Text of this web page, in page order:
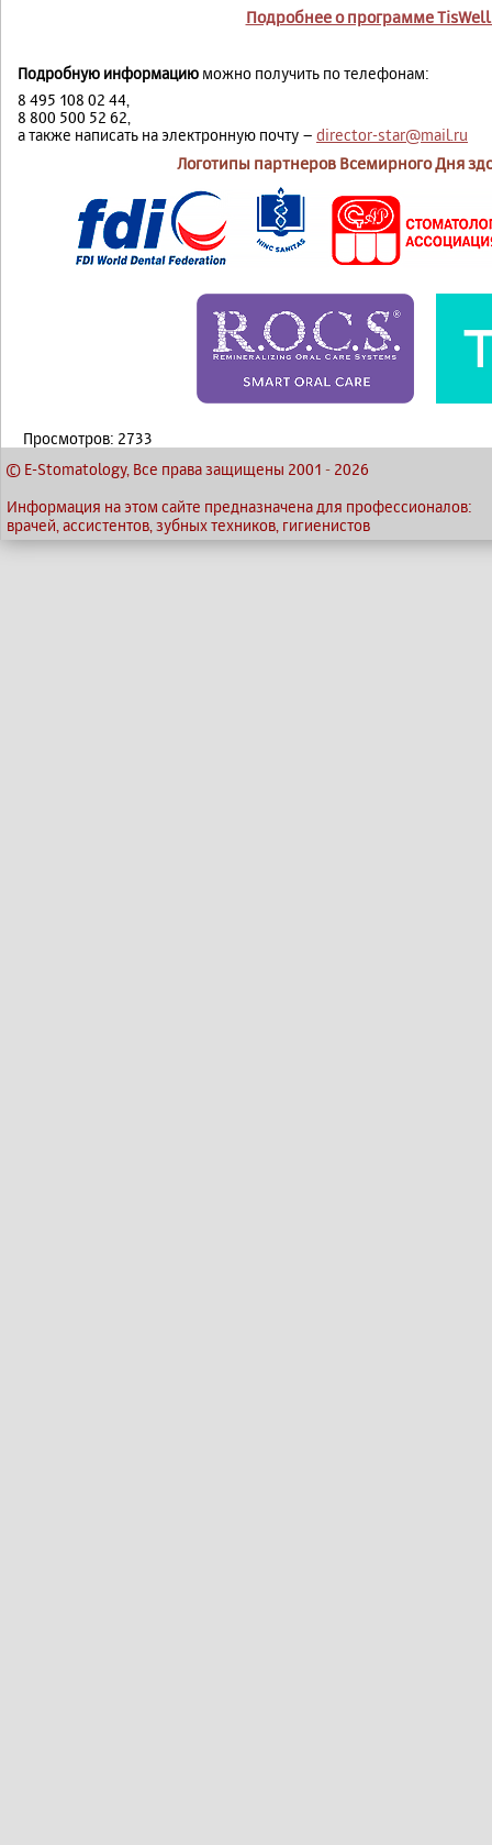
Подробнее о программе
Подробную информацию можно получить по телефонам:
8 495 108 02 44,
8 800 500 52 62,
а также написать на электронную почту – director-star@mail.ru
Логотипы партнеров Всемирного Дня
Просмотров: 2733
© E-Stomatology, Все права защищены 2001 - 2026
Информация на этом сайте предназначена для профессионалов:
врачей, ассистентов, зубных техников, гигиенистов